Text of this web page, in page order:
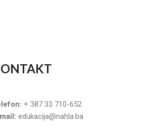
+ 387 33 710-652
edukacija@nahla.ba